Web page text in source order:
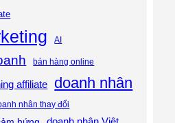
AI
bán hàng online
affiliate doanh nhân
nhân thay đổi